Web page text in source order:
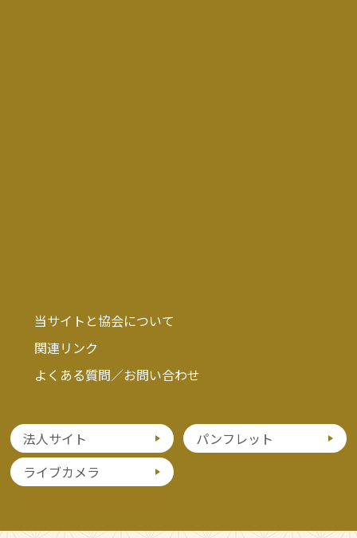
当サイトと協会について
関連リンク
よくある質問／お問い合わせ
法人サイト
パンフレット
ライブカメラ